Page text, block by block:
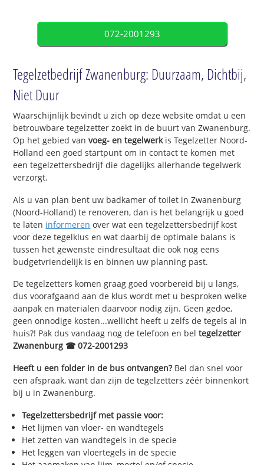
072-2001293
Tegelzetbedrijf Zwanenburg: Duurzaam, Dichtbij,
Niet Duur
Waarschijnlijk bevindt u zich op deze website omdat u een
betrouwbare tegelzetter zoekt in de buurt van Zwanenburg.
Op het gebied van voeg- en tegelwerkis Tegelzetter Noord-
Holland een goed startpunt om in contact te komen met
een tegelzettersbedrijf die dagelijks allerhande tegelwerk
verzorgt.
Als u van plan bent uw badkamer of toilet in Zwanenburg
(Noord-Holland) te renoveren, dan is het belangrijk u goed
te laten informeren over wat een tegelzettersbedrijf kost
voor deze tegelklus en wat daarbij de optimale balans is
tussen het gewenste eindresultaat die ook nog eens
budgetvriendelijk is en binnen uw planning past.
De tegelzetters komen graag goed voorbereid bij u langs,
dus voorafgaand aan de klus wordt met u besproken welke
aanpak en materialen daarvoor nodig zijn. Geen gedoe,
geen onnodige kosten...wellicht heeft u zelfs de tegels al in
huis?! Pak dus vandaag nog de telefoon en beltegelzetter
Zwanenburg ☎ 072-2001293
Heeft u een folder in de bus ontvangen?Bel dan snel voor
een afspraak, want dan zijn de tegelzetters zéér binnenkort
bij u in Zwanenburg.
Tegelzettersbedrijf met passie voor:
Het lijmen van vloer- en wandtegels
Het zetten van wandtegels in de specie
Het leggen van vloertegels in de specie